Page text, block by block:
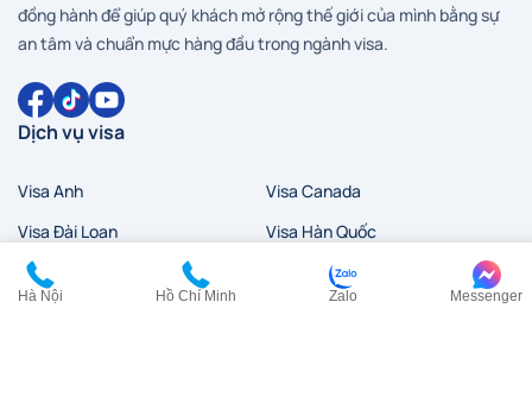
đồng hành để giúp quý khách mở rộng thế giới của mình bằng sự
an tâm và chuẩn mực hàng đầu trong ngành visa.
Dịch vụ visa
Visa Anh
Visa Canada
Visa Đài Loan
Visa Hàn Quốc
Visa đi HongKong
Hà Nội Hồ Chí Minh Zalo Messenger